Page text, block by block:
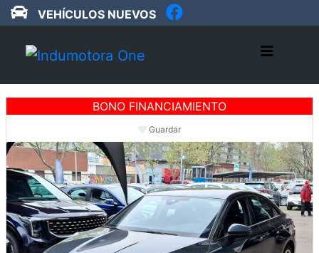
VEHÍCULOS NUEVOS
BONO FINANCIAMIENTO
Guardar